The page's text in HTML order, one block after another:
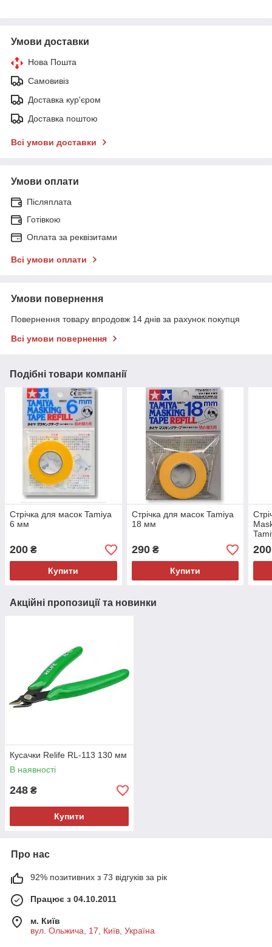
Умови доставки
Нова Пошта
Самовивіз
Доставка кур'єром
Доставка поштою
Всі умови доставки
Умови оплати
Післяплата
Готівкою
Оплата за реквізитами
Всі умови оплати
Умови повернення
Повернення товару впродовж 14 днів за рахунок покупця
Всі умови повернення
Подібні товари компанії
Стрічка для масок Tamiya
6 мм
200 ₴
Купити
Стрічка для масок Tamiya
18 мм
290₴
Купити
200
Акційні пропозиції та новинки
Кусачки Relife RL-113 130 мм
В наявності
248 ₴
Купити
Про нас
92% позитивних з 73 відгуків за рік
Працює з 04.10.2011
м. Київ
вул. Ольжича, 17, Київ, Україна